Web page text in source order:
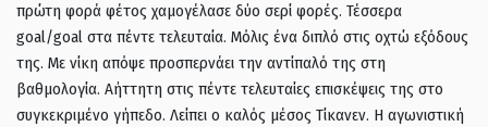
πρώτη φορά φέτος χαμογέλασε δύο σερί φορές. Τέσσερα
goal/goal στα πέντε τελευταία. Μόλις ένα διπλό στις οχτώ εξόδους
της. Με νίκη απόψε προσπερνάει την αντίπαλό της στη
βαθμολογία. Αήττητη στις πέντε τελευταίες επισκέψεις της στο
συγκεκριμένο γήπεδο. Λείπει ο καλός μέσος Τίκανεν. Η αγωνιστική